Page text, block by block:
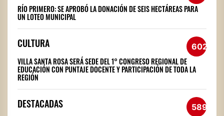
RÍO PRIMERO: SE APROBÓ LA DONACIÓN DE SEIS HECTÁREAS PARA
UN LOTEO MUNICIPAL
CULTURA 602
VILLA SANTA ROSA SERÁ SEDE DEL 1° CONGRESO REGIONAL DE
EDUCACIÓN CON PUNTAJE DOCENTE Y PARTICIPACIÓN DE TODA LA
REGIÓN
DESTACADAS 589